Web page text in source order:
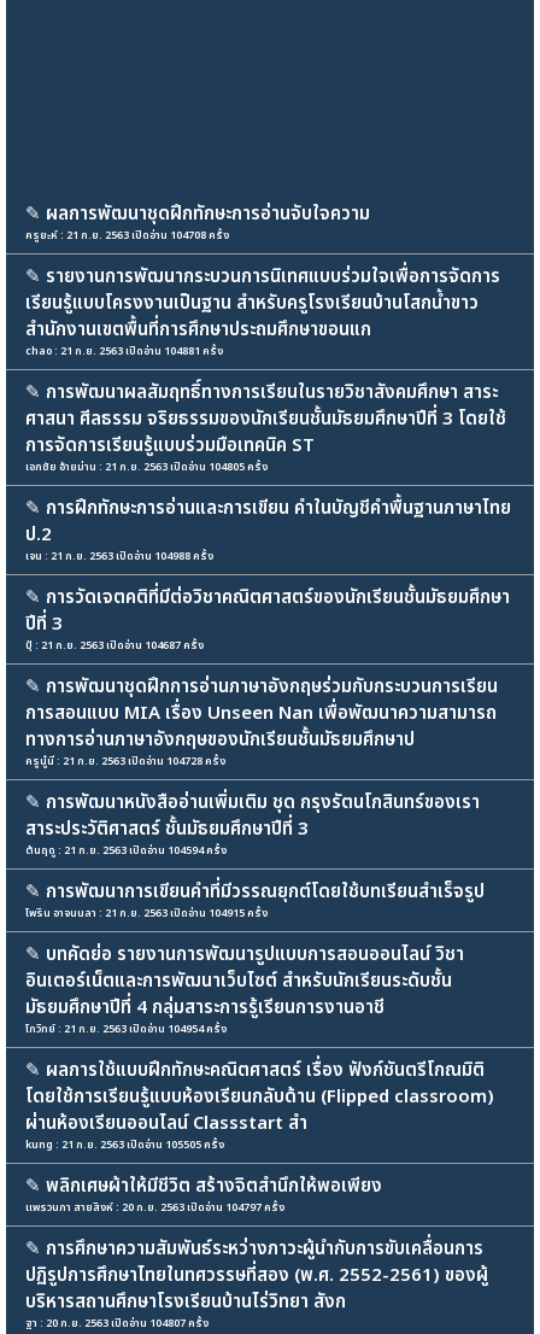
✎ ผลการพัฒนาชุดฝึกทักษะการอ่านจับใจความ
ครูยะห์ : 21 ก.ย. 2563 เปิดอ่าน 104708 ครั้ง
✎ รายงานการพัฒนากระบวนการนิเทศแบบร่วมใจเพื่อการจัดการ
เรียนรู้แบบโครงงานเป็นฐาน สำหรับครูโรงเรียนบ้านโสกน้ำขาว
สำนักงานเขตพื้นที่การศึกษาประถมศึกษาขอนแก
chao : 21 ก.ย. 2563 เปิดอ่าน 104881 ครั้ง
✎ การพัฒนาผลสัมฤทธิ์ทางการเรียนในรายวิชาสังคมศึกษา สาระ
ศาสนา ศีลธรรม จริยธรรมของนักเรียนชั้นมัธยมศึกษาปีที่ 3 โดยใช้
การจัดการเรียนรู้แบบร่วมมือเทคนิค ST
เอกชัย อ้ายม่าน : 21 ก.ย. 2563 เปิดอ่าน 104805 ครั้ง
✎ การฝึกทักษะการอ่านและการเขียน คำในบัญชีคำพื้นฐานภาษาไทย
ป.2
เจน : 21 ก.ย. 2563 เปิดอ่าน 104988 ครั้ง
✎ การวัดเจตคติที่มีต่อวิชาคณิตศาสตร์ของนักเรียนชั้นมัธยมศึกษา
ปีที่ 3
ปุ้ : 21 ก.ย. 2563 เปิดอ่าน 104687 ครั้ง
✎ การพัฒนาชุดฝึกการอ่านภาษาอังกฤษร่วมกับกระบวนการเรียน
การสอนแบบ MIA เรื่อง Unseen Nan เพื่อพัฒนาความสามารถ
ทางการอ่านภาษาอังกฤษของนักเรียนชั้นมัธยมศึกษาป
ครูนู๋นี : 21 ก.ย. 2563 เปิดอ่าน 104728 ครั้ง
✎ การพัฒนาหนังสืออ่านเพิ่มเติม ชุด กรุงรัตนโกสินทร์ของเรา
สาระประวัติศาสตร์ ชั้นมัธยมศึกษาปีที่ 3
ต้นฤดู : 21 ก.ย. 2563 เปิดอ่าน 104594 ครั้ง
✎ การพัฒนาการเขียนคำที่มีวรรณยุกต์โดยใช้บทเรียนสำเร็จรูป
ไพริน อาจนนลา : 21 ก.ย. 2563 เปิดอ่าน 104915 ครั้ง
✎ บทคัดย่อ รายงานการพัฒนารูปแบบการสอนออนไลน์ วิชา
อินเตอร์เน็ตและการพัฒนาเว็บไซต์ สำหรับนักเรียนระดับชั้น
มัธยมศึกษาปีที่ 4 กลุ่มสาระการรู้เรียนการงานอาชี
โกวิทย์ : 21 ก.ย. 2563 เปิดอ่าน 104954 ครั้ง
✎ ผลการใช้แบบฝึกทักษะคณิตศาสตร์ เรื่อง ฟังก์ชันตรีโกณมิติ
โดยใช้การเรียนรู้แบบห้องเรียนกลับด้าน (Flipped classroom)
ผ่านห้องเรียนออนไลน์ Classstart สำ
kung : 21 ก.ย. 2563 เปิดอ่าน 105505 ครั้ง
✎ พลิกเศษผ้าให้มีชีวิต สร้างจิตสำนึกให้พอเพียง
แพรวนภา สายสิงห์ : 20 ก.ย. 2563 เปิดอ่าน 104797 ครั้ง
✎ การศึกษาความสัมพันธ์ระหว่างภาวะผู้นำกับการขับเคลื่อนการ
ปฏิรูปการศึกษาไทยในทศวรรษที่สอง (พ.ศ. 2552-2561) ของผู้
บริหารสถานศึกษาโรงเรียนบ้านไร่วิทยา สังก
ฐา : 20 ก.ย. 2563 เปิดอ่าน 104807 ครั้ง